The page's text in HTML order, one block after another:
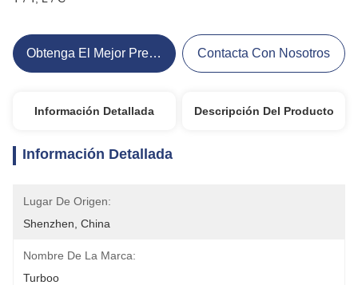
Obtenga El Mejor Precio Contacta Con Nosotros
Información Detallada Descripción Del Producto
Información Detallada
Lugar De Origen:
Shenzhen, China
Nombre De La Marca:
Turboo